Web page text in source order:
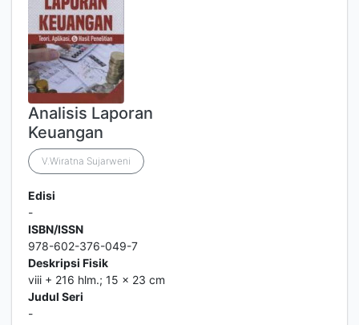
Analisis Laporan
Keuangan
V.Wiratna Sujarweni
Edisi
-
ISBN/ISSN
978-602-376-049-7
Deskripsi Fisik
viii + 216 hlm.; 15 x 23 cm
Judul Seri
-